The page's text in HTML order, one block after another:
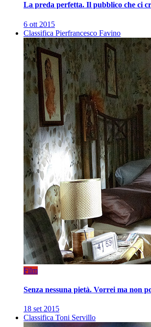
La preda perfetta. Il pubblico che ci
6 ott 2015
Classifica Pierfrancesco Favino
Film
Senza nessuna pietà. Vorrei ma non
18 set 2015
Classifica Toni Servillo